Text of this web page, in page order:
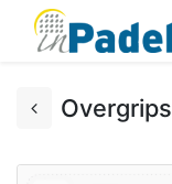
Overgrips